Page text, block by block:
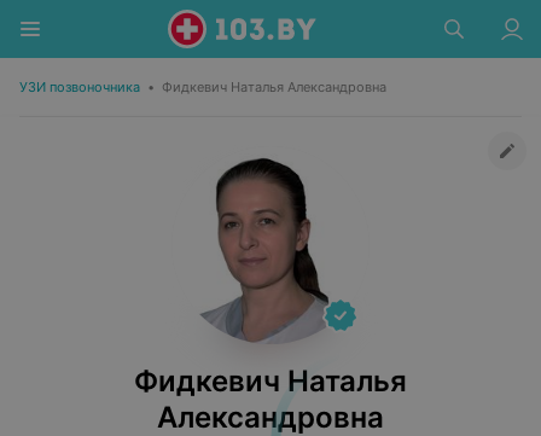
УЗИ позвоночника • Фидкевич Наталья Александровна
Фидкевич Наталья
Александровна